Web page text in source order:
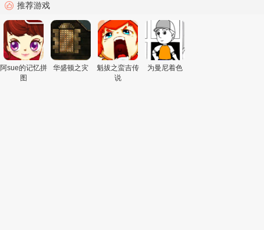
推荐游戏
阿sue的记忆拼
图
华盛顿之灾
魁拔之蛮吉传
说
为曼尼着色